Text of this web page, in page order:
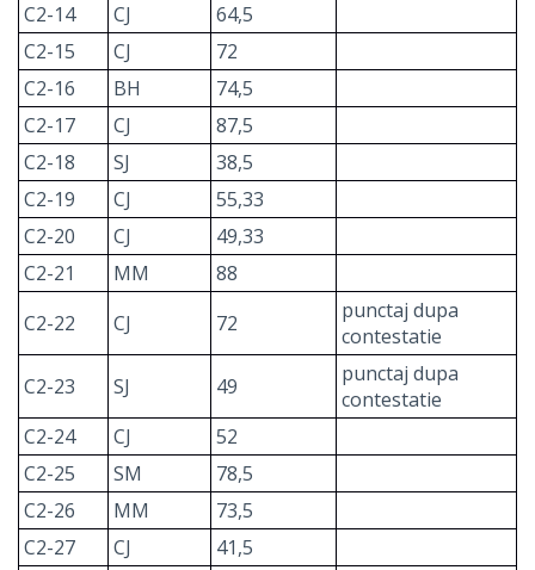
C2-14
CJ
64,5
C2-15
CJ
72
C2-16
BH
74,5
C2-17
CJ
87,5
C2-18
SJ
38,5
C2-19
CJ
55,33
C2-20
CJ
49,33
C2-21
MM
88
C2-22
CJ 72
punctaj dupa
contestatie
C2-23
SJ 49
punctaj dupa
contestatie
C2-24
CJ
52
C2-25
SM
78,5
C2-26
MM
73,5
C2-27
CJ
41,5